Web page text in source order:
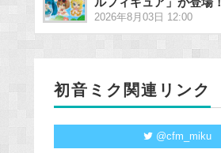
2026年8月03日 12:00
初音ミク関連リンク
@cfm_miku